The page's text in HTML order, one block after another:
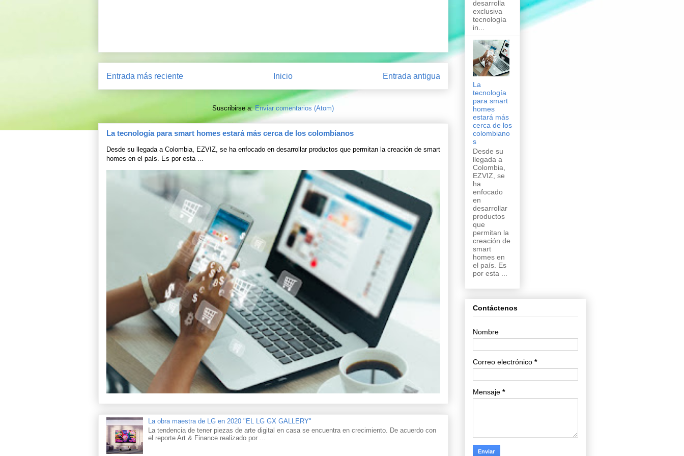
Entrada más reciente Entrada antigua
Inicio
Suscribirse a:Enviar comentarios (Atom)
La tecnología para smart homes estará más cerca de los colombianos
Desde su llegada a Colombia, EZVIZ, se ha enfocado en desarrollar productos que permitan la creación de smart
homes en el país. Es por esta ...
La obra maestra de LG en 2020 "EL LG GX GALLERY"
La tendencia de tener piezas de arte digital en casa se encuentra en crecimiento. De acuerdo con
el reporte Art & Finance realizado por ...
desarrolla
exclusiva
tecnología
in...
La
tecnología
para smart
homes
estará más
cerca de los
colombiano
s
Desde su
llegada a
Colombia,
EZVIZ, se
ha
enfocado
en
desarrollar
productos
que
permitan la
creación de
smart
homes en
el país. Es
por esta ...
Contáctenos
Nombre
Correo electrónico *
Mensaje *